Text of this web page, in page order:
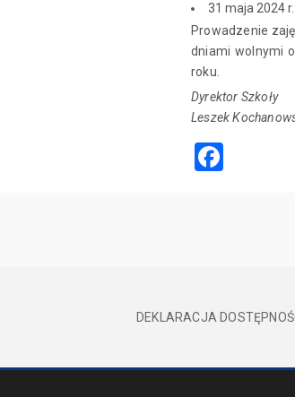
31 maja 2024
Prowadzenie
dniami wolnymi
roku.
Dyrektor Szkoły
Leszek
DEKLARACJA